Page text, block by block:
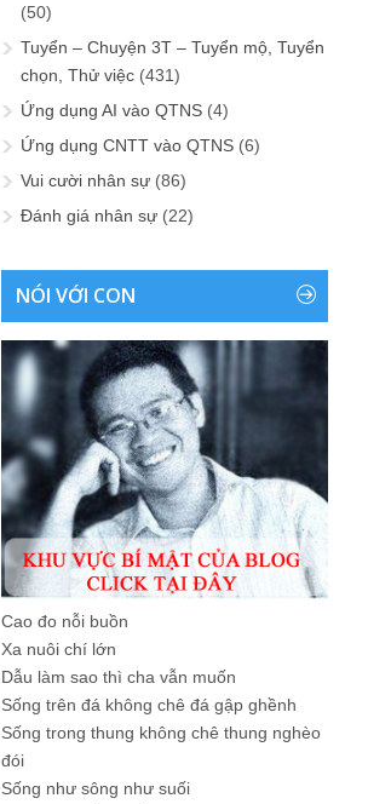
(50)
Tuyển – Chuyện 3T – Tuyển mộ, Tuyển
chọn, Thử việc (431)
Ứng dụng AI vào QTNS (4)
Ứng dụng CNTT vào QTNS (6)
Vui cười nhân sự (86)
Đánh giá nhân sự (22)
NÓI VỚI CON
Cao đo nỗi buồn
Xa nuôi chí lớn
Dẫu làm sao thì cha vẫn muốn
Sống trên đá không chê đá gập ghềnh
Sống trong thung không chê thung nghèo
đói
Sống như sông như suối